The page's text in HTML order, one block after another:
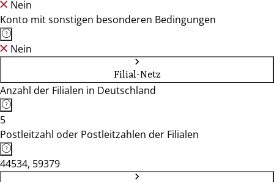
Nein
Konto mit sonstigen besonderen Bedingungen
Nein
Filial-Netz
Anzahl der Filialen in Deutschland
5
Postleitzahl oder Postleitzahlen der Filialen
44534, 59379